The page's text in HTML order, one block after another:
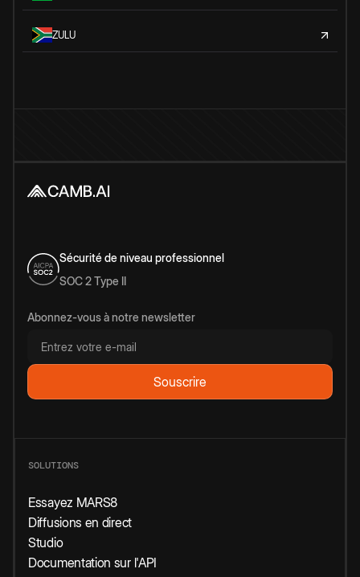
ZULU
Sécurité de niveau professionnel
SOC 2 Type II
Abonnez-vous à notre newsletter
SOLUTIONS
Essayez MARS8
Diffusions en direct
Studio
Documentation sur l'API